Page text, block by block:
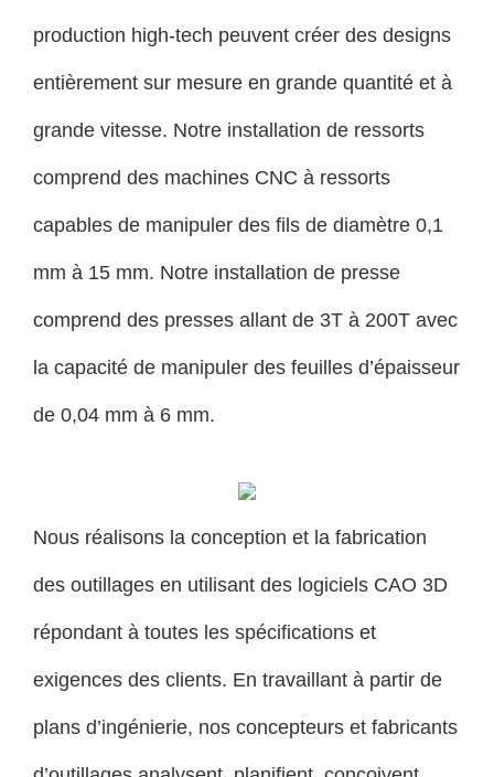
production high-tech peuvent créer des designs
entièrement sur mesure en grande quantité et à
grande vitesse. Notre installation de ressorts
comprend des machines CNC à ressorts
capables de manipuler des fils de diamètre 0,1
mm à 15 mm. Notre installation de presse
comprend des presses allant de 3T à 200T avec
la capacité de manipuler des feuilles d’épaisseur
de 0,04 mm à 6 mm.
Nous réalisons la conception et la fabrication
des outillages en utilisant des logiciels CAO 3D
répondant à toutes les spécifications et
exigences des clients. En travaillant à partir de
plans d’ingénierie, nos concepteurs et fabricants